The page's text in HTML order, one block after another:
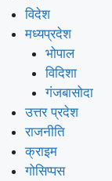
विदेश
मध्यप्रदेश
भोपाल
विदिशा
गंजबासोदा
उत्तर प्रदेश
राजनीति
क्राइम
गोसिप्पस